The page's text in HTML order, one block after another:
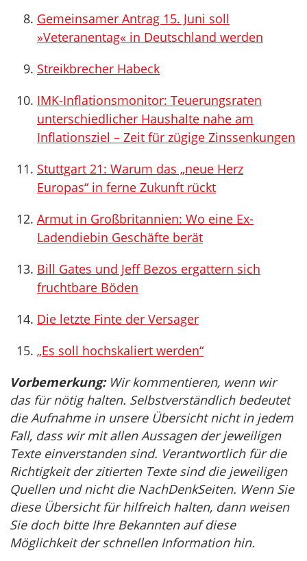
Gemeinsamer Antrag 15. Juni soll
»Veteranentag« in Deutschland werden
Streikbrecher Habeck
IMK-Inflationsmonitor: Teuerungsraten
unterschiedlicher Haushalte nahe am
Inflationsziel – Zeit für zügige Zinssenkungen
Stuttgart 21: Warum das „neue Herz
Europas“ in ferne Zukunft rückt
Armut in Großbritannien: Wo eine Ex-
Ladendiebin Geschäfte berät
Bill Gates und Jeff Bezos ergattern sich
fruchtbare Böden
Die letzte Finte der Versager
„Es soll hochskaliert werden“
Vorbemerkung:Wir kommentieren, wenn wir
das für nötig halten. Selbstverständlich bedeutet
die Aufnahme in unsere Übersicht nicht in jedem
Fall, dass wir mit allen Aussagen der jeweiligen
Texte einverstanden sind. Verantwortlich für die
Richtigkeit der zitierten Texte sind die jeweiligen
Quellen und nicht die NachDenkSeiten. Wenn Sie
diese Übersicht für hilfreich halten, dann weisen
Sie doch bitte Ihre Bekannten auf diese
Möglichkeit der schnellen Information hin.